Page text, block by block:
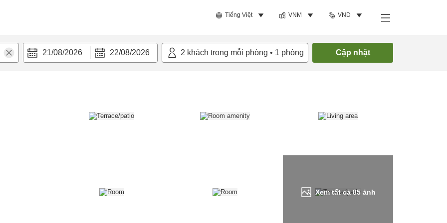
Tiếng Việt VNM VND
21/08/2026 22/08/2026 2 khách trong mỗi phòng • 1 phòng Cập nhật
Xem tất cả85 ảnh
nghi Tìm phòng trống